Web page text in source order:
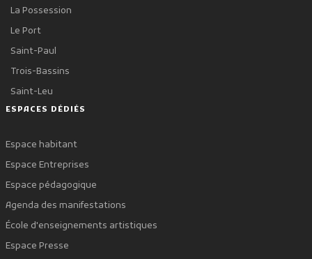
La Possession
Le Port
Saint-Paul
Trois-Bassins
Saint-Leu
ESPACES DÉDIÉS
Espace habitant
Espace Entreprises
Espace pédagogique
Agenda des manifestations
École d'enseignements artistiques
Espace Presse